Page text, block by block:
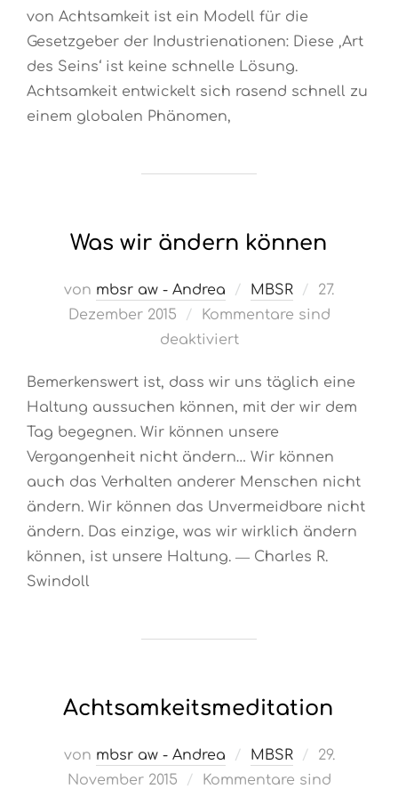
von Achtsamkeit ist ein Modell für die
Gesetzgeber der Industrienationen: Diese ‚Art
des Seins‘ ist keine schnelle Lösung.
Achtsamkeit entwickelt sich rasend schnell zu
einem globalen Phänomen,
Was wir ändern können
von mbsr aw - Andrea MBSR
am
27.
Dezember 2015
Kommentare sind
deaktiviert
Bemerkenswert ist, dass wir uns täglich eine
Haltung aussuchen können, mit der wir dem
Tag begegnen. Wir können unsere
Vergangenheit nicht ändern… Wir können
auch das Verhalten anderer Menschen nicht
ändern. Wir können das Unvermeidbare nicht
ändern. Das einzige, was wir wirklich ändern
können, ist unsere Haltung. ― Charles R.
Swindoll
Achtsamkeitsmeditation
von mbsr aw - Andrea MBSR
am
29.
November 2015
Kommentare sind